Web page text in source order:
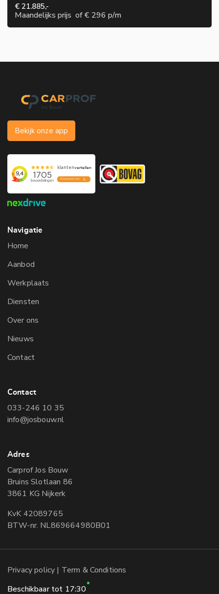
€ 21.885,-
Maandelijks prijs of€ 296 p/m
Bekijk onze app
Navigatie
Home
Aanbod
Werkplaats
Diensten
Over ons
Nieuws
Contact
Contact
033-246 10 35
info@josbouw.nl
Adres
Carprof Jos Bouw
Bruins Slotlaan 86
3861 KG Nijkerk
KvK 42089765
BTW-nr. NL869664980B01
Privacy policy | Term & Conditions
Beschikbaar tot 17:30